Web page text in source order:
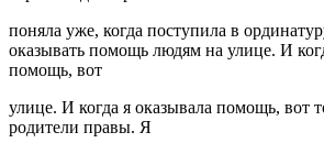
поняла уже, когда поступила в
оказывать помощь людям на улице. И
помощь, вот
улице. И когда я оказывала помощь, вот
родители правы. Я